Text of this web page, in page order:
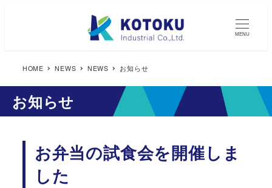
MENU
HOME NEWS NEWS お知らせ
お知らせ
お弁当の試食会を開催しま
した